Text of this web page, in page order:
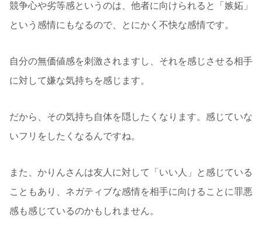
競争心や劣等感というのは、他者に向けられると「嫉妬」
という感情にもなるので、とにかく不快な感情です。
自分の無価値感を刺激されますし、それを感じさせる相手
に対して嫌な気持ちを感じます。
だから、その気持ち自体を隠したくなります。感じていな
いフリをしたくなるんですね。
また、かりんさんは友人に対して「いい人」と感じている
こともあり、ネガティブな感情を相手に向けることに罪悪
感も感じているのかもしれません。